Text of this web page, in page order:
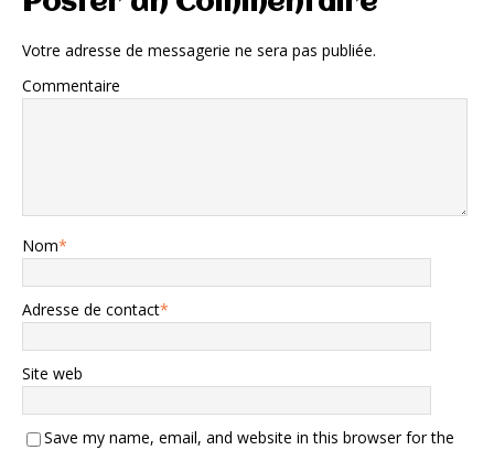
Votre adresse de messagerie ne sera pas publiée.
Commentaire
Nom*
Adresse de contact*
Site web
Save my name, email, and website in this browser for the